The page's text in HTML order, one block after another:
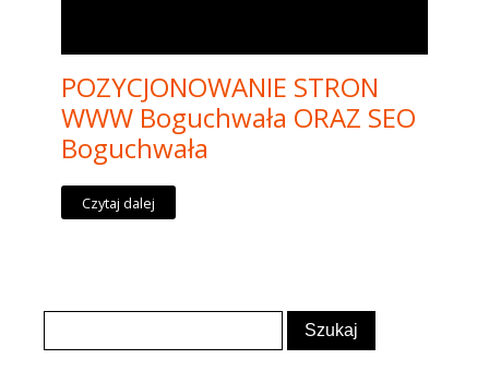
POZYCJONOWANIE STRON
WWW Boguchwała ORAZ SEO
Boguchwała
Czytaj dalej